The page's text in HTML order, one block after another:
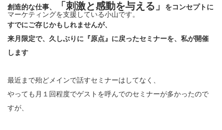
創造的な仕事、 「刺激と感動を与える」
をコンセプトに
マーケティングを支援している小山です。
すでにご存じかもしれませんが、
来月限定で、久しぶりに『原点』に戻ったセミナーを、私が開催
します
最近まで殆どメインで話すセミナーはしてなく、
やっても月１回程度でゲストを呼んでのセミナーが多かったので
すが、